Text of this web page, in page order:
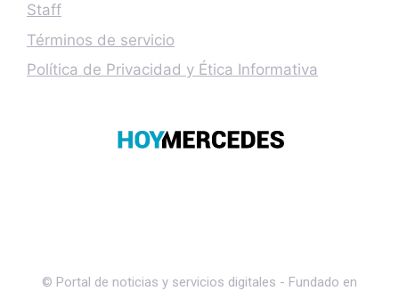
Staff
Términos de servicio
Política de Privacidad y Ética Informativa
© Portal de noticias y servicios digitales - Fundado en